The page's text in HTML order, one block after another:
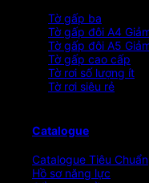
Tờ gấp ba
Tờ gấp đôi A4
Tờ gấp đôi A5
Tờ gấp cao cấp
Tờ rơi số lượng ít
Tờ rơi siêu rẻ
Catalogue
Catalogue Tiêu Chuẩn
Hồ sơ năng lực